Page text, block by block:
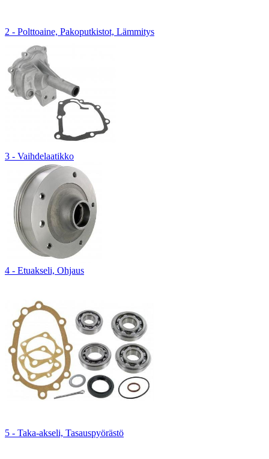
2 - Polttoaine, Pakoputkistot, Lämmitys
3 - Vaihdelaatikko
4 - Etuakseli, Ohjaus
5 - Taka-akseli, Tasauspyörästö